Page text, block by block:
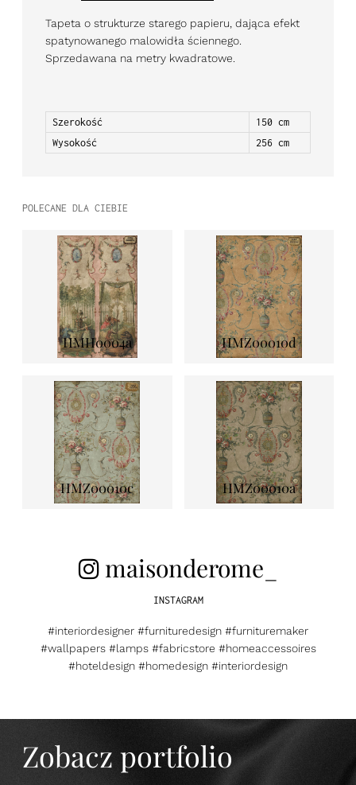
Tapeta o strukturze starego papieru, dająca efekt
spatynowanego malowidła ściennego.
Sprzedawana na metry kwadratowe.
Szerokość
150 cm
Wysokość
256 cm
POLECANE DLA CIEBIE
HMH0004a HMZ00010d
HMZ00010c HMZ00010a
maisonderome_
INSTAGRAM
#interiordesigner #furnituredesign #furnituremaker
#wallpapers #lamps #fabricstore #homeaccessoires
#hoteldesign #homedesign #interiordesign
Zobacz portfolio